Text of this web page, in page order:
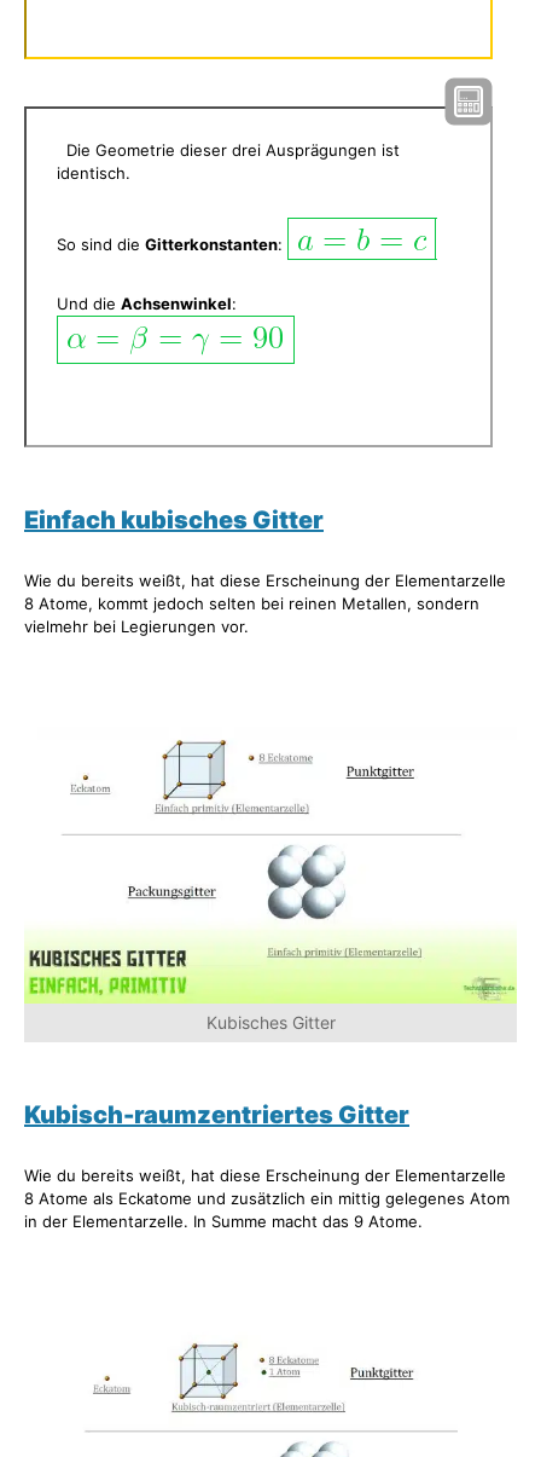
Die Geometrie dieser drei Ausprägungen ist
identisch.
So sind die Gitterkonstanten:
Und die Achsenwinkel:
Einfach kubisches Gitter
Wie du bereits weißt, hat diese Erscheinung der Elementarzelle
8 Atome, kommt jedoch selten bei reinen Metallen, sondern
vielmehr bei Legierungen vor.
Kubisches Gitter
Kubisch-raumzentriertes Gitter
Wie du bereits weißt, hat diese Erscheinung der Elementarzelle
8 Atome als Eckatome und zusätzlich ein mittig gelegenes Atom
in der Elementarzelle. In Summe macht das 9 Atome.